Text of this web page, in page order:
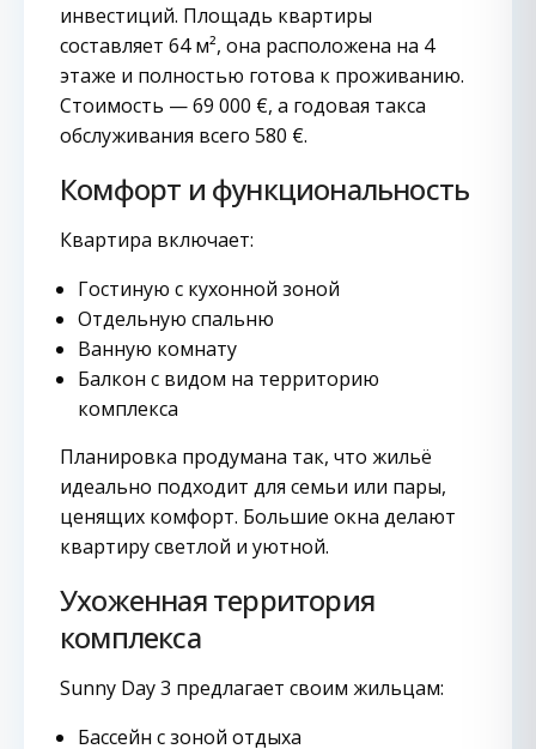
инвестиций. Площадь квартиры
составляет 64 м², она расположена на 4
этаже и полностью готова к проживанию.
Стоимость — 69 000 €, а годовая такса
обслуживания всего 580 €.
Комфорт и функциональность
Квартира включает:
Гостиную с кухонной зоной
Отдельную спальню
Ванную комнату
Балкон с видом на территорию
комплекса
Планировка продумана так, что жильё
идеально подходит для семьи или пары,
ценящих комфорт. Большие окна делают
квартиру светлой и уютной.
Ухоженная территория
комплекса
Sunny Day 3 предлагает своим жильцам:
Бассейн с зоной отдыха